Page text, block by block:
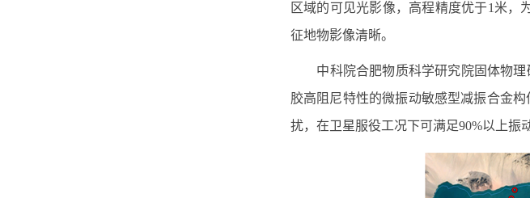
区域的可见光影像，高程精度优于1 米，
征地物影像清晰。
中科院合肥物质科学研究院固体物
胶高阻尼特性的微振动敏感型减振合金
扰，在卫星服役工况下可满足90%以上振